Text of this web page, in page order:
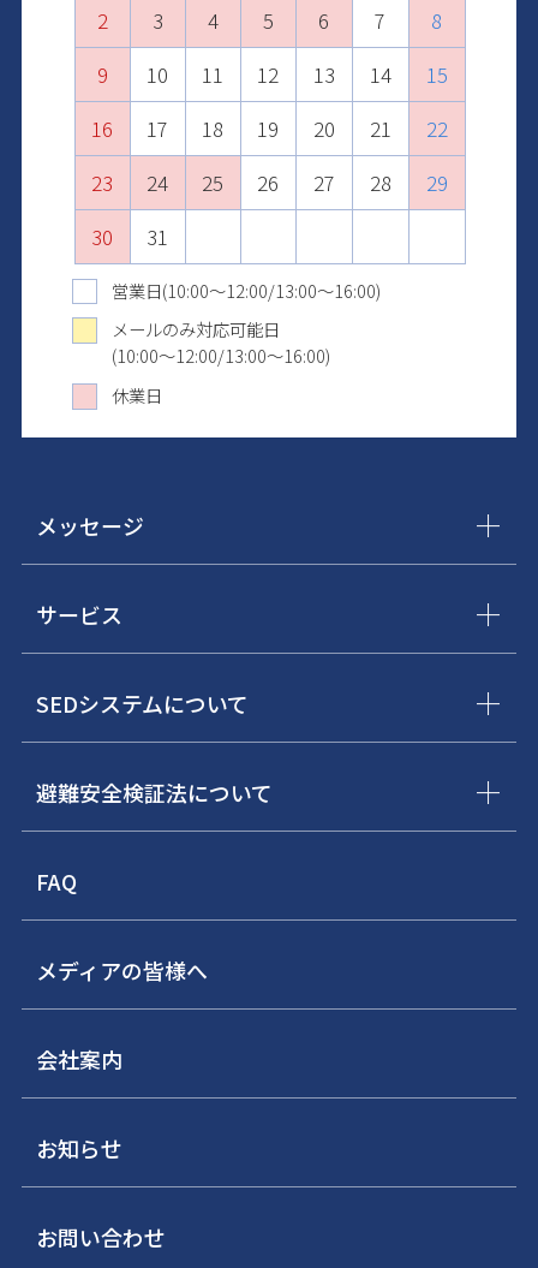
2
3 4 5 6 7
8
9
10 11 12 13 14
15
16
17 18 19 20 21
22
23
24 25 26 27 28
29
30
31
6
7 8 9 10 11
12
13
14 15 16 17 18
19
20
21 22 23 24 25
26
27
28 29 30
4
5 6 7 8 9
10
11
12 13 14 15 16
17
18
19 20 21 22 23
24
25
26 27 28 29 30 31
8
9 10 11 12 13
14
15
16 17 18 19 20
21
22
23 24 25 26 27
28
29
30
6
7 8 9 10 11
12
13
14 15 16 17 18
19
20
21 22 23 24 25
26
27
28 29 30 31
3
4 5 6 7 8
9
10
11 12 13 14 15
16
17
18 19 20 21 22
23
24
25 26 27 28 29
30
31
営業日(10:00～12:00/13:00～16:00)
メールのみ対応可能日
(10:00～12:00/13:00～16:00)
休業日
メッセージ
サービス
SEDシステムについて
避難安全検証法について
FAQ
メディアの皆様へ
会社案内
お知らせ
お問い合わせ